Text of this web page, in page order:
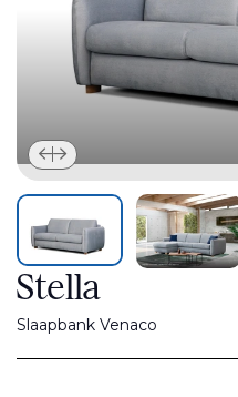
Stella
Slaapbank Venaco